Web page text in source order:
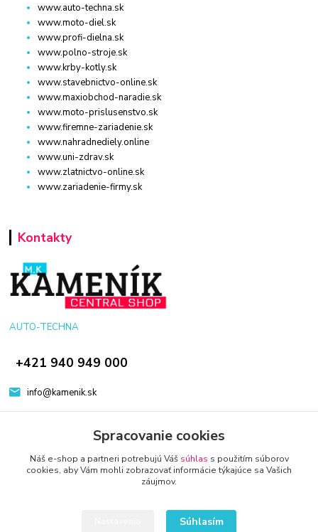
www.auto-techna.sk
www.moto-diel.sk
www.profi-dielna.sk
www.polno-stroje.sk
www.krby-kotly.sk
www.stavebnictvo-online.sk
www.maxiobchod-naradie.sk
www.moto-prislusenstvo.sk
www.firemne-zariadenie.sk
www.nahradnediely.online
www.uni-zdrav.sk
www.zlatnictvo-online.sk
www.zariadenie-firmy.sk
Kontakty
AUTO-TECHNA
+421 940 949 000
info@kamenik.sk
Eshop-rychlo.sk
Spracovanie cookies
Náš e-shop a partneri potrebujú Váš súhlas s použitím súborov
cookies, aby Vám mohli zobrazovať informácie týkajúce sa Vašich
záujmov.
Súhlasím